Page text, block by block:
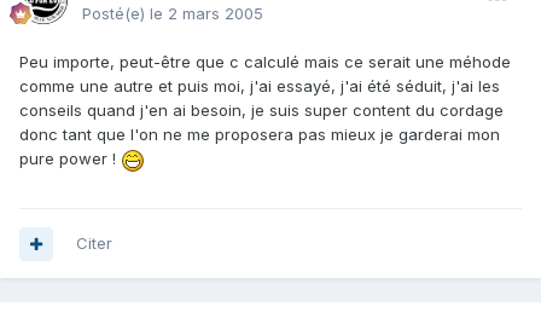
Posté(e) le 2 mars 2005
Peu importe, peut-être que c calculé mais ce serait une méhode
comme une autre et puis moi, j'ai essayé, j'ai été séduit, j'ai les
conseils quand j'en ai besoin, je suis super content du cordage
donc tant que l'on ne me proposera pas mieux je garderai mon
pure power !
Citer